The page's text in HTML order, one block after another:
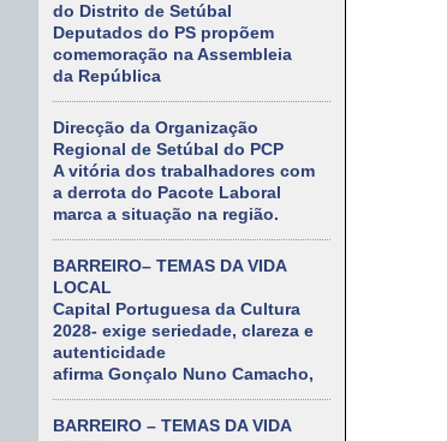
do Distrito de Setúbal
Deputados do PS propõem
comemoração na Assembleia
da República
Direcção da Organização
Regional de Setúbal do PCP
A vitória dos trabalhadores com
a derrota do Pacote Laboral
marca a situação na região.
BARREIRO– TEMAS DA VIDA
LOCAL
Capital Portuguesa da Cultura
2028- exige seriedade, clareza e
autenticidade
afirma Gonçalo Nuno Camacho,
BARREIRO – TEMAS DA VIDA